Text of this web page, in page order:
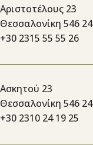
Αριστοτέλους 23
Θεσσαλονίκη 546 24
+30 2315 55 55 26
Ασκητού 23
Θεσσαλονίκη 546 24
+30 2310 24 19 25